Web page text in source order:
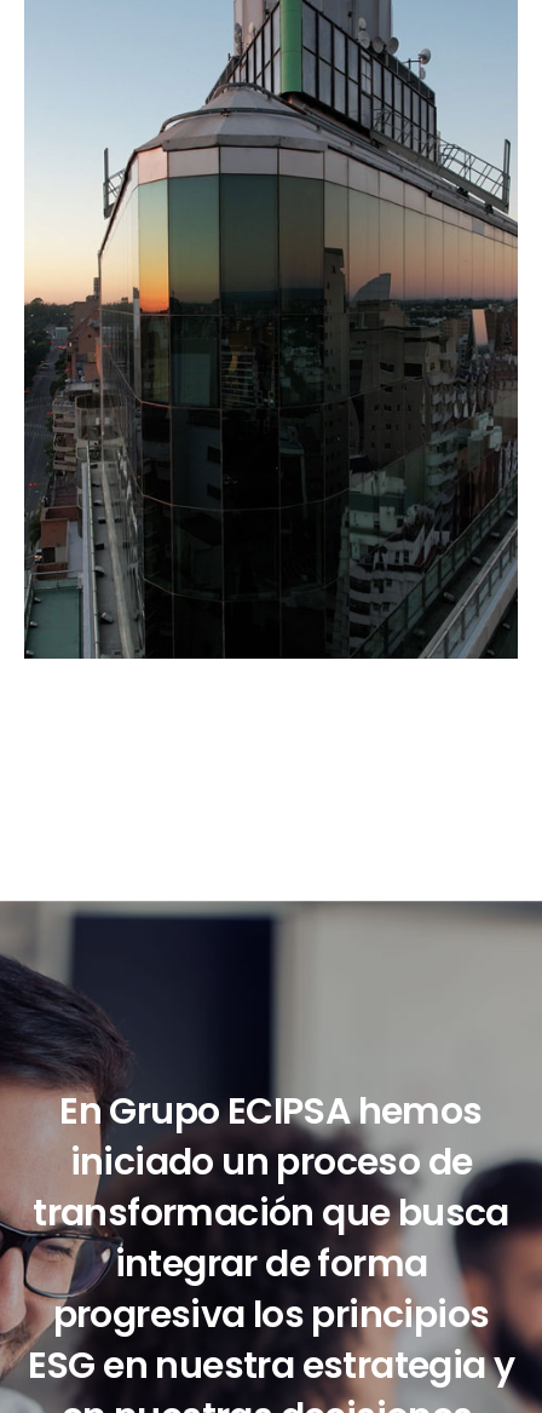
En Grupo ECIPSA hemos
iniciado un proceso de
transformación que busca
integrar de forma
progresiva los principios
ESG en nuestra estrategia y